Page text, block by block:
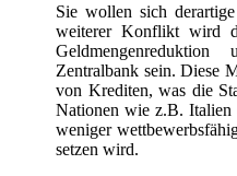
Sie wollen sich
weiterer Konflikt wird
Zentralbank sein. Diese
von Krediten, was die
Nationen wie z.B. Italien
weniger
setzen wird.